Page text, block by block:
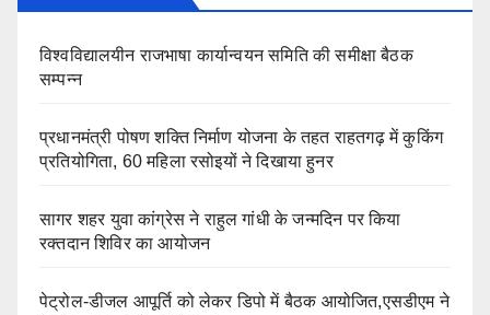
विश्वविद्यालयीन राजभाषा कार्यान्वयन समिति की समीक्षा बैठक
सम्पन्न
प्रधानमंत्री पोषण शक्ति निर्माण योजना के तहत राहतगढ़ में कुकिंग
प्रतियोगिता, 60 महिला रसोइयों ने दिखाया हुनर
सागर शहर युवा कांग्रेस ने राहुल गांधी के जन्मदिन पर किया
रक्तदान शिविर का आयोजन
पेट्रोल-डीजल आपूर्ति को लेकर डिपो में बैठक आयोजित,एसडीएम ने